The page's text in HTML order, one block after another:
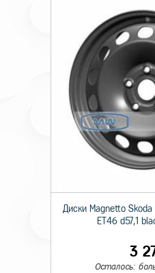
Диски Magnetto
ET46 d57,1
3
Осталось: